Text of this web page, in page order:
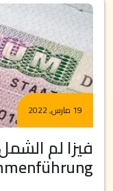
19 مارس, 2022
فيزا لم الشمل